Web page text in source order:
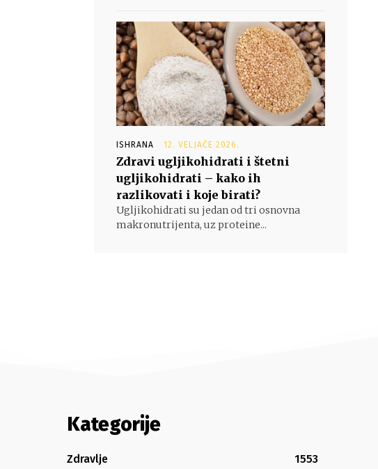
ISHRANA 12. VELJAČE 2026.
Zdravi ugljikohidrati i štetni
ugljikohidrati – kako ih
razlikovati i koje birati?
Ugljikohidrati su jedan od tri osnovna
makronutrijenta, uz proteine...
Kategorije
Zdravlje
1553